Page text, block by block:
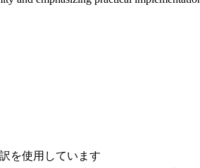
を使用しています